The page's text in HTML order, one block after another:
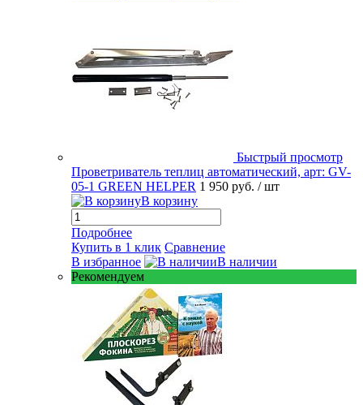
Быстрый просмотр
Проветриватель теплиц автоматический, арт: GV-
05-1 GREEN HELPER 1 950 руб. / шт
В корзину
Подробнее
Купить в 1 клик Сравнение
В избранное
В наличии
Рекомендуем